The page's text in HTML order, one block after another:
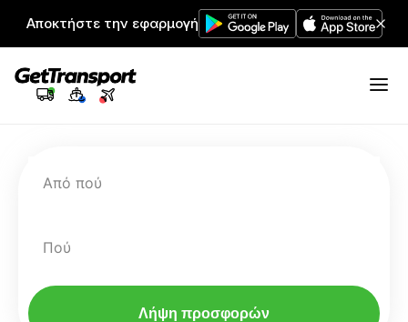
Αποκτήστε την εφαρμογή
Από πού
Πού
Λήψη προσφορών